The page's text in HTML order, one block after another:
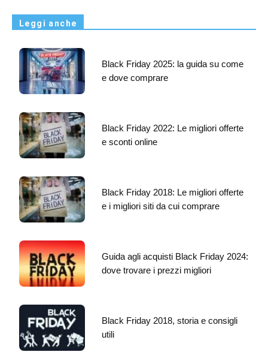
Leggi anche
Black Friday 2025: la guida su come
e dove comprare
Black Friday 2022: Le migliori offerte
e sconti online
Black Friday 2018: Le migliori offerte
e i migliori siti da cui comprare
Guida agli acquisti Black Friday 2024:
dove trovare i prezzi migliori
Black Friday 2018, storia e consigli
utili